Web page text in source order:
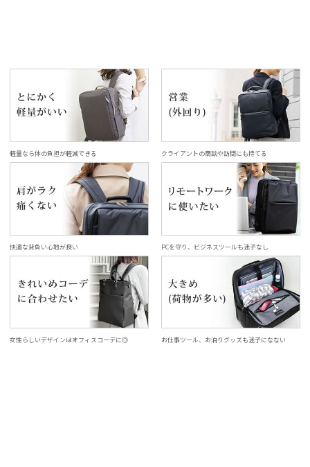
軽量なら体の負担が軽減できる クライアントの商談や訪問にも持てる
快適な背負い心地が良い PCを守り、ビジネスツールも迷子なし
女性らしいデザインはオフィスコーデに◎ お仕事ツール、お泊りグッズも迷子になない